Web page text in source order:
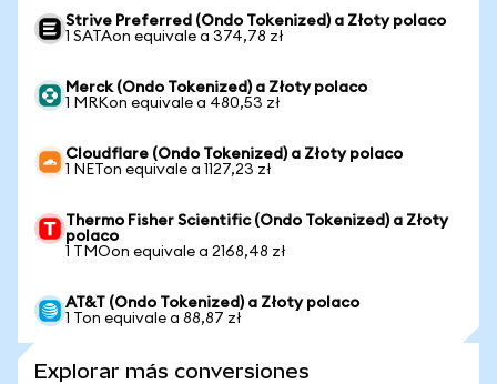
Strive Preferred (Ondo Tokenized) a Złoty polaco
1 SATAon equivale a 374,78 zł
Merck (Ondo Tokenized) a Złoty polaco
1 MRKon equivale a 480,53 zł
Cloudflare (Ondo Tokenized) a Złoty polaco
1 NETon equivale a 1127,23 zł
Thermo Fisher Scientific (Ondo Tokenized) a Złoty
polaco
1 TMOon equivale a 2168,48 zł
AT&T (Ondo Tokenized) a Złoty polaco
1 Ton equivale a 88,87 zł
Explorar más conversiones